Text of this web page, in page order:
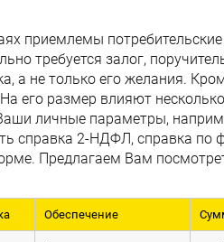
приемлемы
требуется залог,
а не только его желания.
его размер влияют
личные параметры,
справка 2-НДФЛ, справка
Предлагаем Вам
Обеспечение